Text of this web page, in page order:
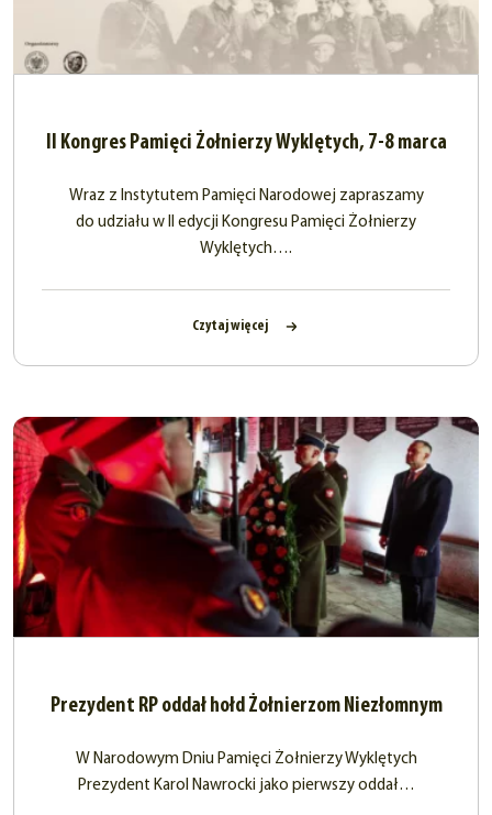
II Kongres Pamięci Żołnierzy Wyklętych, 7-8 marca
Wraz z Instytutem Pamięci Narodowej zapraszamy
do udziału w II edycji Kongresu Pamięci Żołnierzy
Wyklętych….
Czytaj więcej
Prezydent RP oddał hołd Żołnierzom Niezłomnym
W Narodowym Dniu Pamięci Żołnierzy Wyklętych
Prezydent Karol Nawrocki jako pierwszy oddał…